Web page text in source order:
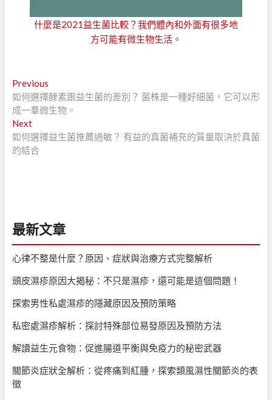
什麼是2021益生菌比較？我們體內和外面有很多地
方可能有微生物生活。
文
章
導
覽
PreviousPrevious
post:
如何選擇酵素跟益生菌的差別？ 菌株是一種好細菌，它可以形
成一羣微生物。
NextNext
post:
如何選擇益生菌推薦過敏？ 有益的真菌補充的質量取決於真菌
的結合
最新文章
心律不整是什麼？原因、症狀與治療方式完整解析
頭皮濕疹原因大揭秘：不只是濕疹，還可能是這個問題！
探索男性私處濕疹的隱藏原因及預防策略
私密處濕疹解析：探討特殊部位易發原因及預防方法
解讀益生元食物：促進腸道平衡與免疫力的秘密武器
關節炎症狀全解析：從疼痛到紅腫，探索類風濕性關節炎的表
徵